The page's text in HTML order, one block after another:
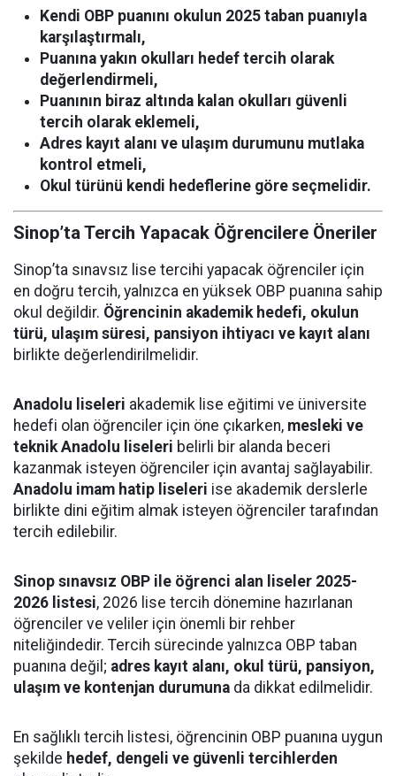
Kendi OBP puanını okulun 2025 taban puanıyla
karşılaştırmalı,
Puanına yakın okulları hedef tercih olarak
değerlendirmeli,
Puanının biraz altında kalan okulları güvenli
tercih olarak eklemeli,
Adres kayıt alanı ve ulaşım durumunu mutlaka
kontrol etmeli,
Okul türünü kendi hedeflerine göre seçmelidir.
Sinop’ta Tercih Yapacak Öğrencilere Öneriler
Sinop’ta sınavsız lise tercihi yapacak öğrenciler için
en doğru tercih, yalnızca en yüksek OBP puanına sahip
okul değildir. Öğrencinin akademik hedefi, okulun
türü, ulaşım süresi, pansiyon ihtiyacı ve kayıt alanı
birlikte değerlendirilmelidir.
Anadolu liseleri akademik lise eğitimi ve üniversite
hedefi olan öğrenciler için öne çıkarken, mesleki ve
teknik Anadolu liseleri belirli bir alanda beceri
kazanmak isteyen öğrenciler için avantaj sağlayabilir.
Anadolu imam hatip liseleri ise akademik derslerle
birlikte dini eğitim almak isteyen öğrenciler tarafından
tercih edilebilir.
Sinop sınavsız OBP ile öğrenci alan liseler 2025-
2026 listesi, 2026 lise tercih dönemine hazırlanan
öğrenciler ve veliler için önemli bir rehber
niteliğindedir. Tercih sürecinde yalnızca OBP taban
puanına değil; adres kayıt alanı, okul türü, pansiyon,
ulaşım ve kontenjan durumuna da dikkat edilmelidir.
En sağlıklı tercih listesi, öğrencinin OBP puanına uygun
şekilde hedef, dengeli ve güvenli tercihlerden